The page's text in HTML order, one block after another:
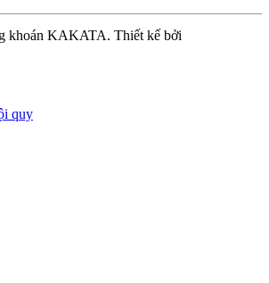
khoán KAKATA. Thiết kế bởi
quy